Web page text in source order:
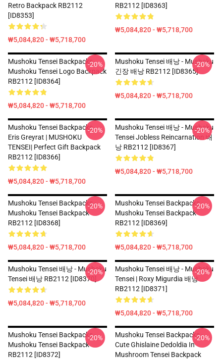
Retro Backpack RB2112
[ID8353]
₩5,084,820 - ₩5,718,700
RB2112 [ID8363]
₩5,084,820 - ₩5,718,700
Mushoku Tensei Backpacks -
Mushoku Tensei Logo Backpack
RB2112 [ID8364]
₩5,084,820 - ₩5,718,700
-20%
Mushoku Tensei 배낭 - Mushoku
긴장 배낭 RB2112 [ID8365]
₩5,084,820 - ₩5,718,700
-20%
Mushoku Tensei Backpacks -
Eris Greyrat | MUSHOKU
TENSEI| Perfect Gift Backpack
RB2112 [ID8366]
₩5,084,820 - ₩5,718,700
-20%
Mushoku Tensei 배낭 - Mushoku
Tensei Jobless Reincarnation 배
낭 RB2112 [ID8367]
₩5,084,820 - ₩5,718,700
-20%
Mushoku Tensei Backpacks -
Mushoku Tensei Backpack
RB2112 [ID8368]
₩5,084,820 - ₩5,718,700
-20%
Mushoku Tensei Backpacks -
Mushoku Tensei Backpack
RB2112 [ID8369]
₩5,084,820 - ₩5,718,700
-20%
Mushoku Tensei 배낭 - Mushoku
Tensei 배낭 RB2112 [ID8370]
₩5,084,820 - ₩5,718,700
-20%
Mushoku Tensei 배낭 - Mushoku
Tensei | Roxy Migurdia 배낭
RB2112 [ID8371]
₩5,084,820 - ₩5,718,700
-20%
Mushoku Tensei Backpacks -
Mushoku Tensei Backpack
RB2112 [ID8372]
-20%
Mushoku Tensei Backpacks -
Cute Ghislaine Dedoldia In
Mushroom Tensei Backpack
-20%